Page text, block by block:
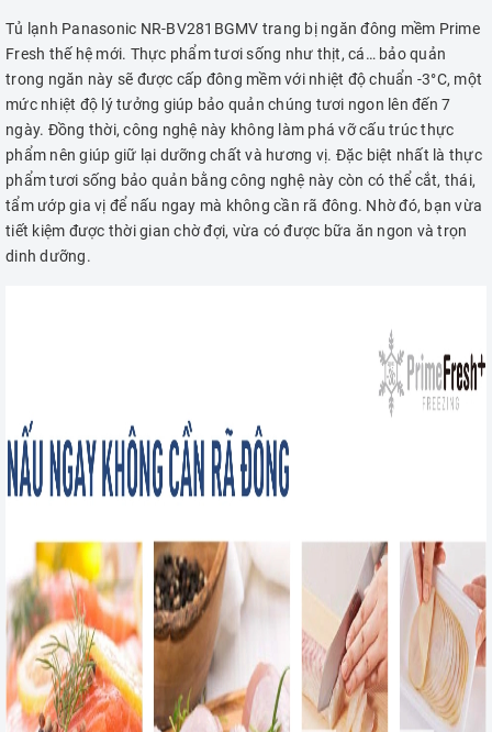
Tủ lạnh Panasonic NR-BV281BGMV trang bị ngăn đông mềm Prime
Fresh thế hệ mới. Thực phẩm tươi sống như thịt, cá… bảo quản
trong ngăn này sẽ được cấp đông mềm với nhiệt độ chuẩn -3°C, một
mức nhiệt độ lý tưởng giúp bảo quản chúng tươi ngon lên đến 7
ngày. Đồng thời, công nghệ này không làm phá vỡ cấu trúc thực
phẩm nên giúp giữ lại dưỡng chất và hương vị. Đặc biệt nhất là thực
phẩm tươi sống bảo quản bằng công nghệ này còn có thể cắt, thái,
tẩm ướp gia vị để nấu ngay mà không cần rã đông. Nhờ đó, bạn vừa
tiết kiệm được thời gian chờ đợi, vừa có được bữa ăn ngon và trọn
dinh dưỡng.